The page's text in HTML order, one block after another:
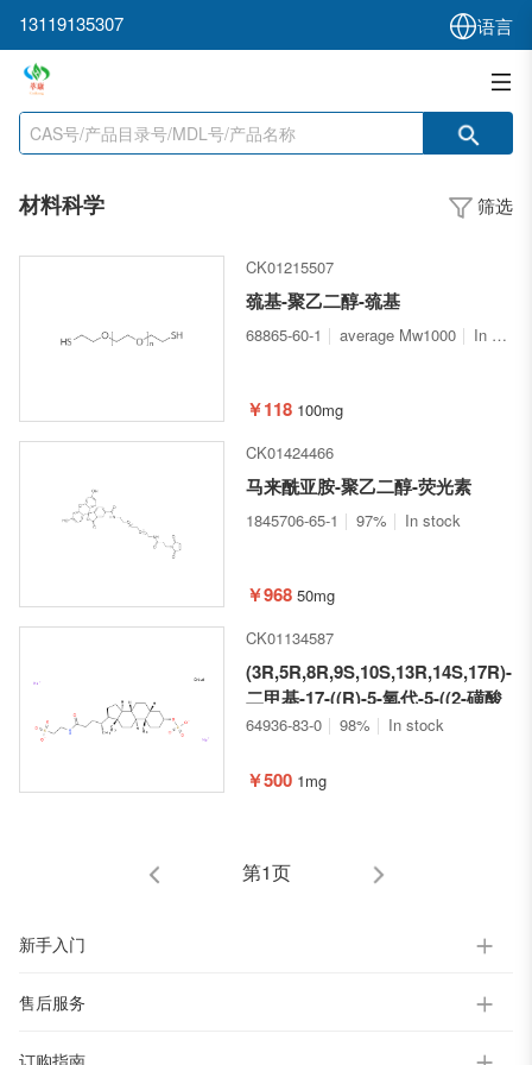
13119135307 语言
材料科学 筛选
CK01215507
巯基-聚乙二醇-巯基
68865-60-1 average Mw1000 In stock
￥118 100mg
CK01424466
马来酰亚胺-聚乙二醇-荧光素
1845706-65-1 97% In stock
￥968 50mg
CK01134587
(3R,5R,8R,9S,10S,13R,14S,17R)-
二甲基-17-((R)-5-氧代-5-((2-磺酸
乙基)氨基)戊-2-基)十六氢-1H-环
64936-83-0 98% In stock
￥500 1mg
第1页
新手入门
售后服务